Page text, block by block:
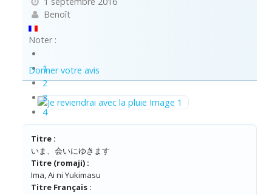
Benoît
Noter :
1
2
3
4
5
Donner votre avis
Titre :
いま、会いにゆきます
Titre (romaji) :
Ima, Ai ni Yukimasu
Titre Français :